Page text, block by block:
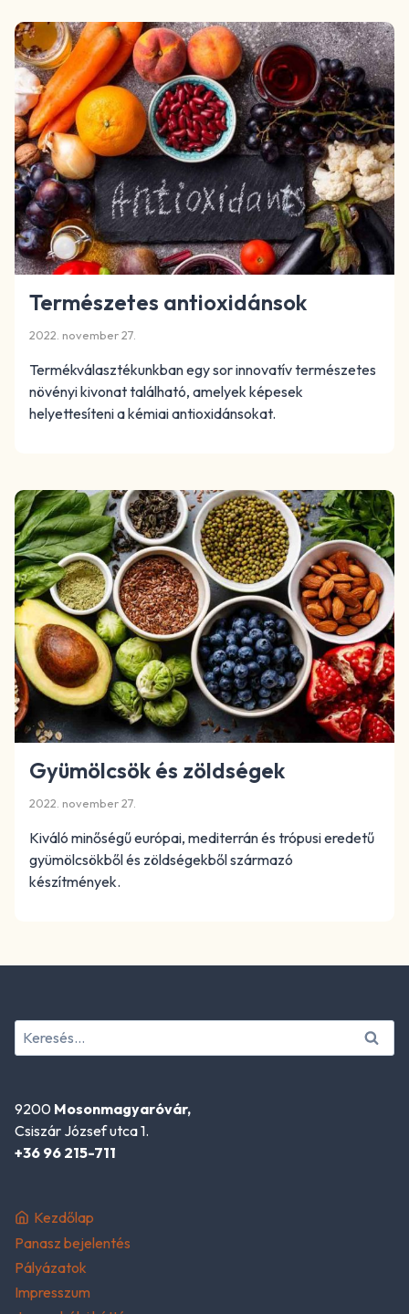
Természetes antioxidánsok
2022. november 27.
Termékválasztékunkban egy sor innovatív természetes
növényi kivonat található, amelyek képesek
helyettesíteni a kémiai antioxidánsokat.
Gyümölcsök és zöldségek
2022. november 27.
Kiváló minőségű európai, mediterrán és trópusi eredetű
gyümölcsökből és zöldségekből származó
készítmények.
Keresés:
9200 Mosonmagyaróvár,
Csiszár József utca 1.
+36 96 215-711
Kezdőlap
Panasz bejelentés
Pályázatok
Impresszum